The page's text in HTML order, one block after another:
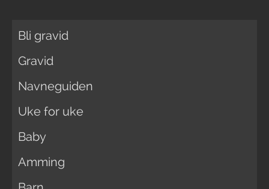
Bli gravid
Gravid
Navneguiden
Uke for uke
Baby
Amming